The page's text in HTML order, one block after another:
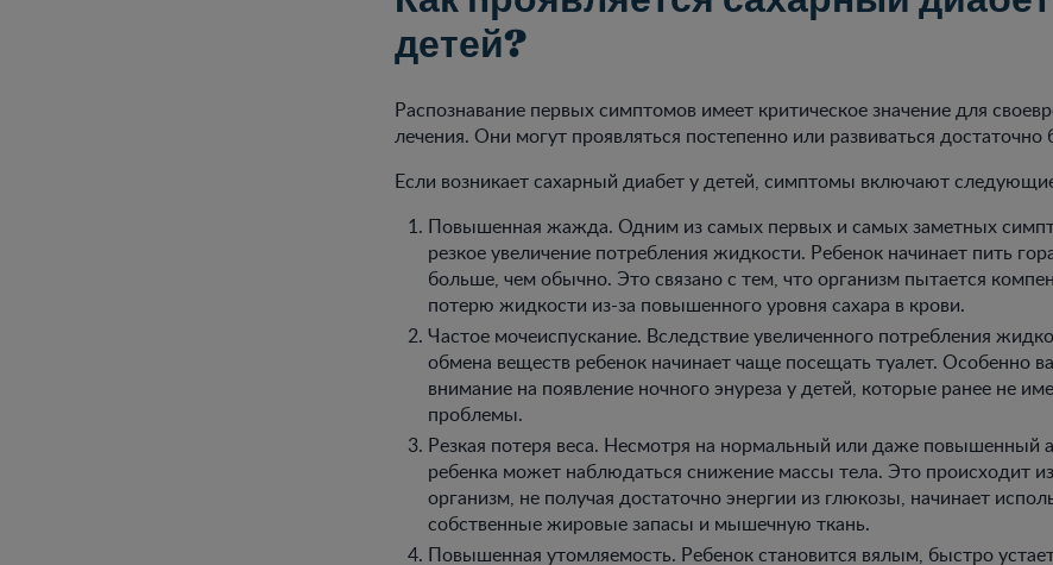
детей?
Распознавание первых симптомов имеет критическое значение для
лечения. Они могут проявляться постепенно или развиваться достаточно
Если возникает сахарный диабет у детей, симптомы включают
Повышенная жажда. Одним из самых первых и самых заметных
резкое увеличение потребления жидкости. Ребенок начинает пить
больше, чем обычно. Это связано с тем, что организм пытается
потерю жидкости из-за повышенного уровня сахара в крови.
Частое мочеиспускание. Вследствие увеличенного потребления
обмена веществ ребенок начинает чаще посещать туалет. Особенно
внимание на появление ночного энуреза у детей, которые ранее не
проблемы.
Резкая потеря веса. Несмотря на нормальный или даже повышенный
ребенка может наблюдаться снижение массы тела. Это происходит
организм, не получая достаточно энергии из глюкозы, начинает
собственные жировые запасы и мышечную ткань.
Повышенная утомляемость. Ребенок становится вялым, быстро